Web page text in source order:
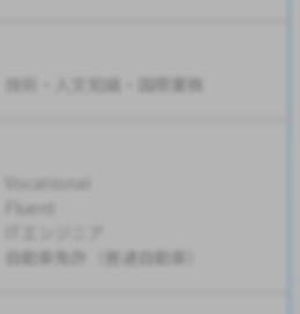
技術・人文知識・国際業務
Vocational
Fluent
自動車免許（普通自動車）